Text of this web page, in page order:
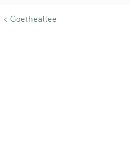
< Goetheallee